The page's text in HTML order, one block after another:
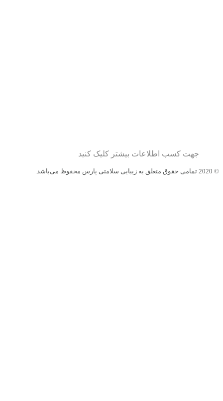
جهت کسب اطلاعات بیشتر کلیک کنید